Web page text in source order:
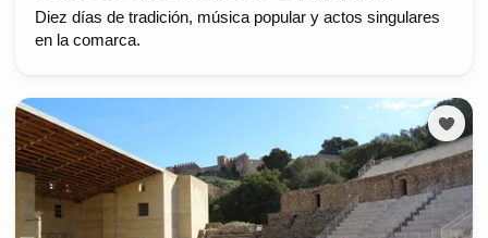
Diez días de tradición, música popular y actos singulares
en la comarca.